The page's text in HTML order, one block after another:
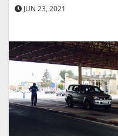
JUN 23, 2021